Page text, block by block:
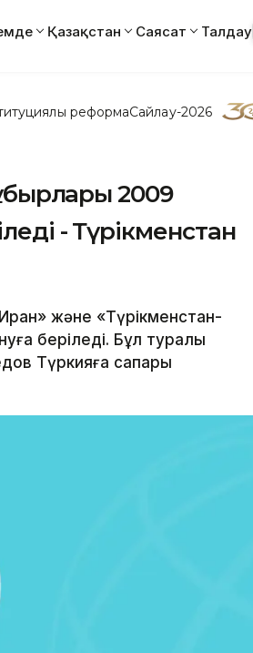
Қазақстан Саясат Талдау
реформаСайлау-2026
2009
- Түрікменстан
және «Түрікменстан-
беріледі. Бұл туралы
Түркияға сапары